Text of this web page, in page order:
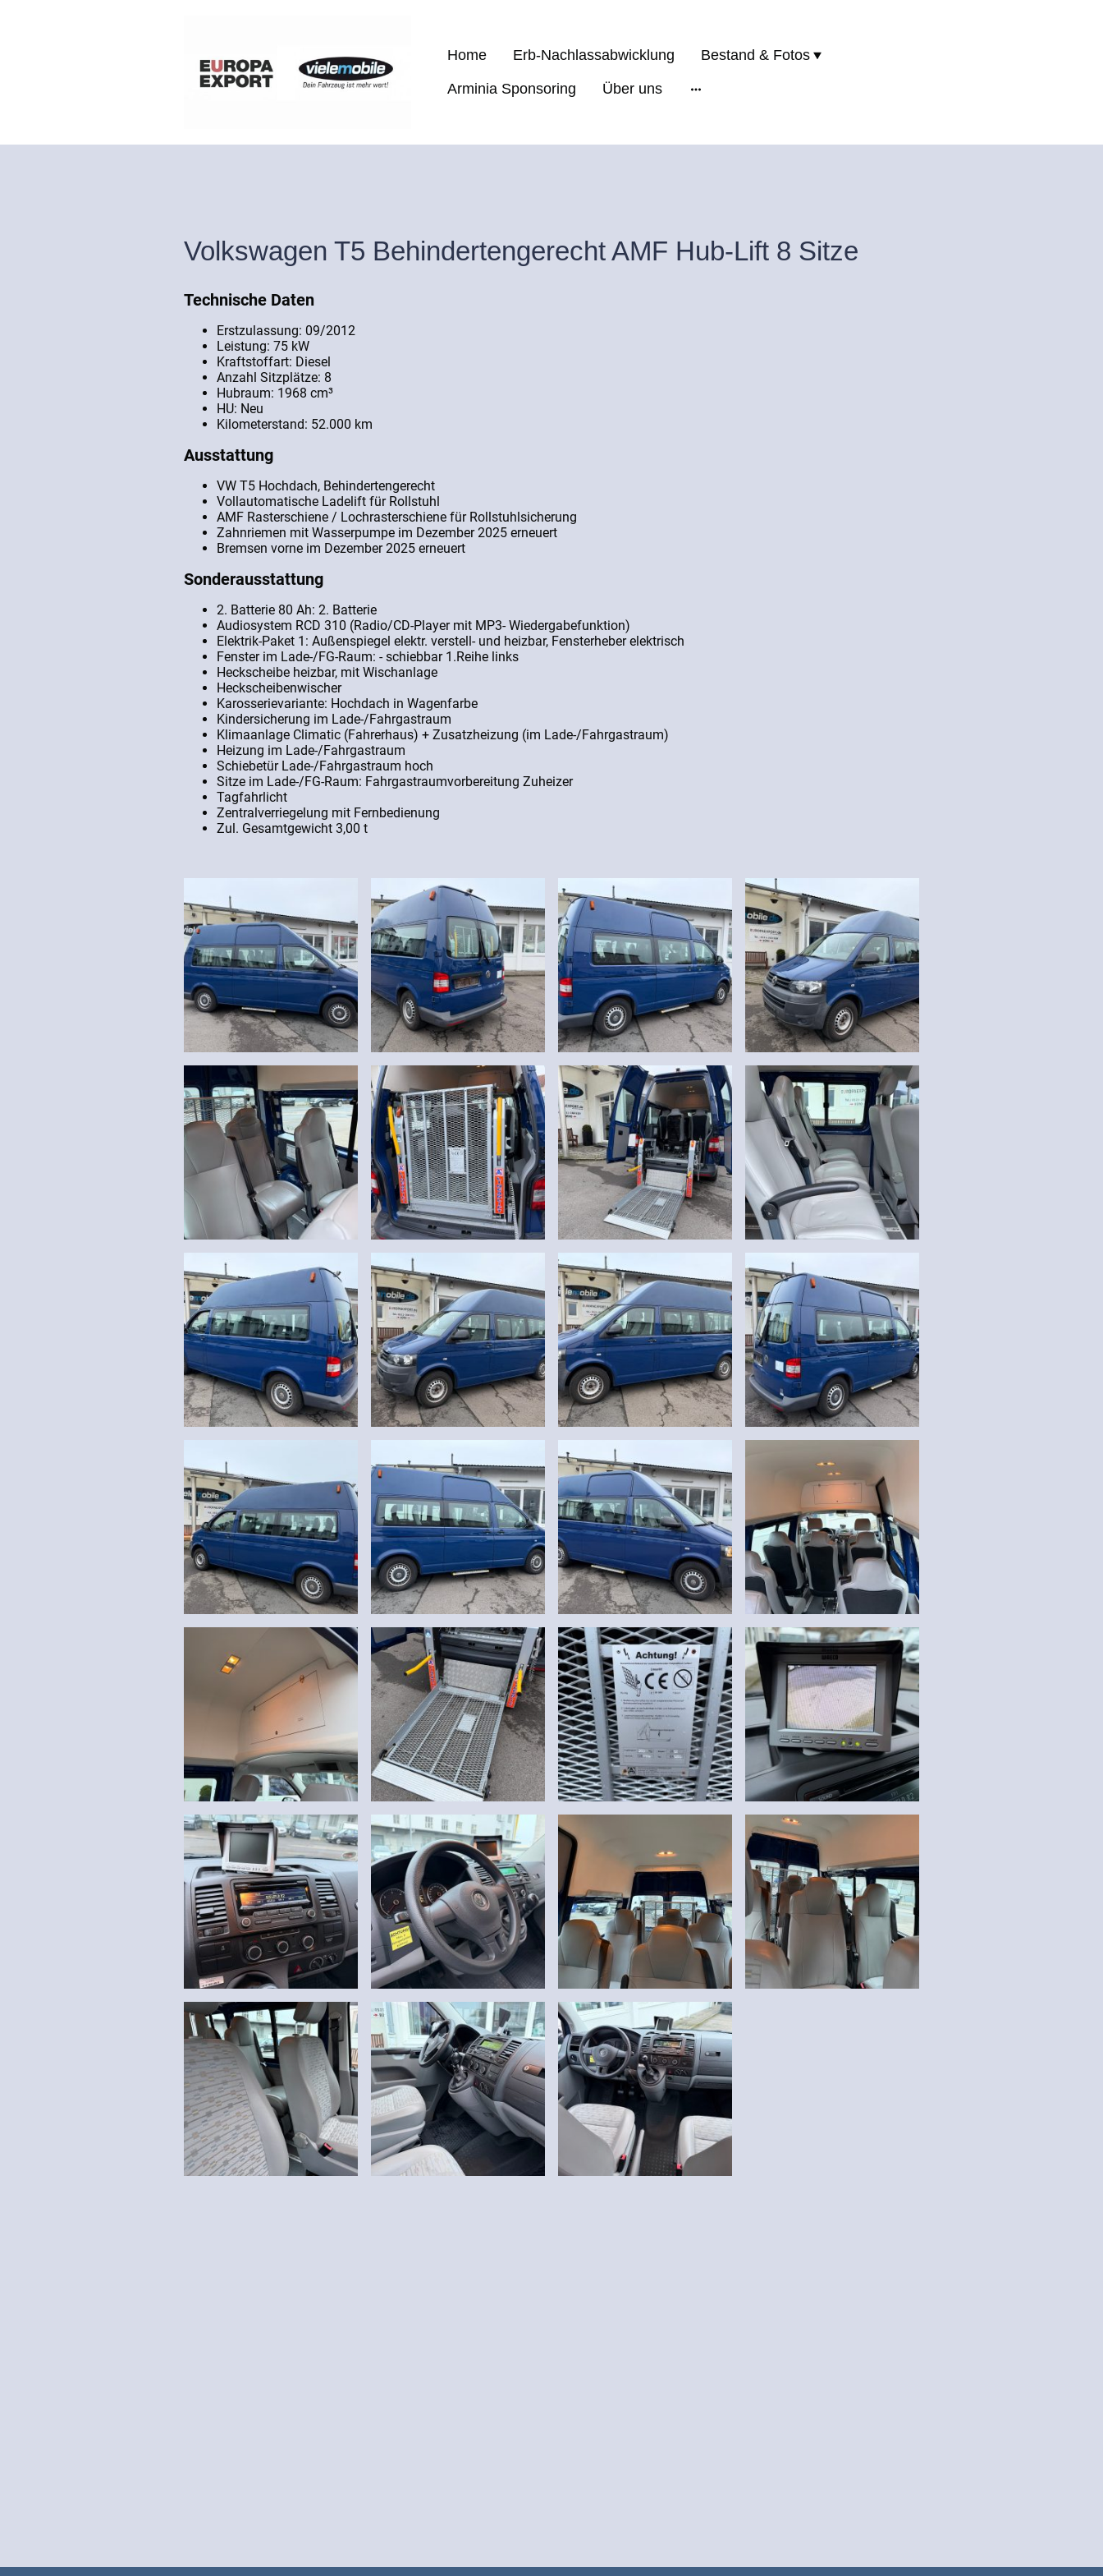
Home Erb-Nachlassabwicklung Bestand & Fotos
Arminia Sponsoring Über uns
Volkswagen T5 Behindertengerecht AMF Hub-Lift 8 Sitze
Technische Daten
Erstzulassung: 09/2012
Leistung: 75 kW
Kraftstoffart: Diesel
Anzahl Sitzplätze: 8
Hubraum: 1968 cm³
HU: Neu
Kilometerstand: 52.000 km
Ausstattung
VW T5 Hochdach, Behindertengerecht
Vollautomatische Ladelift für Rollstuhl
AMF Rasterschiene / Lochrasterschiene für Rollstuhlsicherung
Zahnriemen mit Wasserpumpe im Dezember 2025 erneuert
Bremsen vorne im Dezember 2025 erneuert
Sonderausstattung
2. Batterie 80 Ah: 2. Batterie
Audiosystem RCD 310 (Radio/CD-Player mit MP3- Wiedergabefunktion)
Elektrik-Paket 1: Außenspiegel elektr. verstell- und heizbar, Fensterheber elektrisch
Fenster im Lade-/FG-Raum: - schiebbar 1.Reihe links
Heckscheibe heizbar, mit Wischanlage
Heckscheibenwischer
Karosserievariante: Hochdach in Wagenfarbe
Kindersicherung im Lade-/Fahrgastraum
Klimaanlage Climatic (Fahrerhaus) + Zusatzheizung (im Lade-/Fahrgastraum)
Heizung im Lade-/Fahrgastraum
Schiebetür Lade-/Fahrgastraum hoch
Sitze im Lade-/FG-Raum: Fahrgastraumvorbereitung Zuheizer
Tagfahrlicht
Zentralverriegelung mit Fernbedienung
Zul. Gesamtgewicht 3,00 t